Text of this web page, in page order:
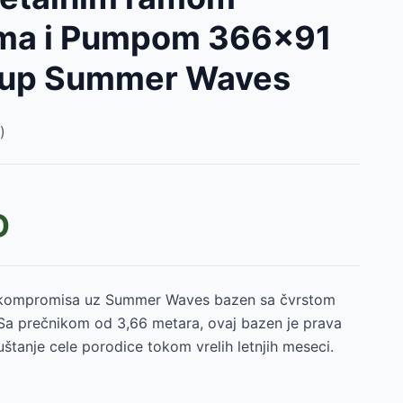
i Pumpom 366x91
Summer Waves
uz Summer Waves bazen sa čvrstom
prečnikom od 3,66 metara, ovaj bazen je prava
cele porodice tokom vrelih letnjih meseci.